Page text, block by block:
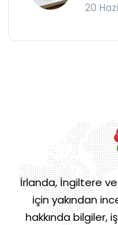
20
İrlanda, İngiltere
için yakından
hakkında bilgiler,